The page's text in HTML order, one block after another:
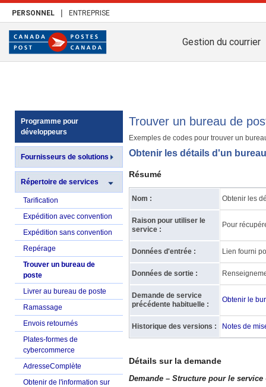
PERSONNEL | ENTREPRISE
Gestion du courrier
Programme pour
développeurs
Fournisseurs de solutions
Répertoire de services
Tarification
Expédition avec convention
Expédition sans convention
Repérage
Trouver un bureau de
poste
Livrer au bureau de poste
Ramassage
Envois retournés
Plates-formes de
cybercommerce
AdresseComplète
Obtenir de l'information sur
Trouver un bureau de
Exemples de codes pour trouver un
Obtenir les détails d'un
Résumé
Nom : Obtenir les
Raison pour utiliser le
service :
Pour
Données d'entrée : Lien fourni
Données de sortie :
Demande de service
précédente habituelle :
Obtenir le
Historique des versions : Notes de
Détails sur la demande
Demande – Structure pour le